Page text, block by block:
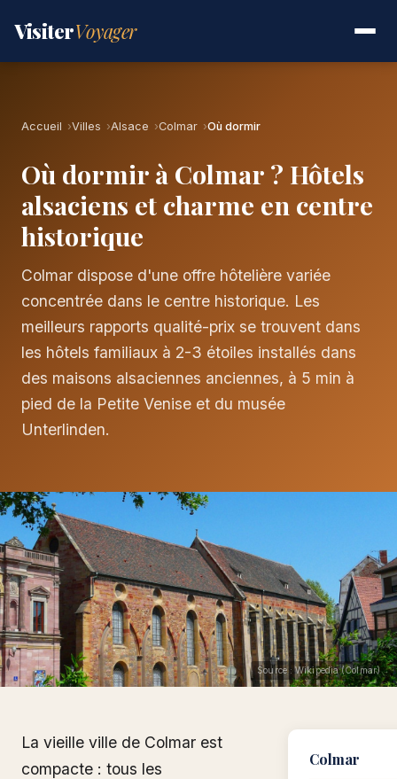
VisiterVoyager
Accueil Villes Alsace Colmar Où dormir
Où dormir à Colmar ? Hôtels
alsaciens et charme en centre
historique
Colmar dispose d'une offre hôtelière variée
concentrée dans le centre historique. Les
meilleurs rapports qualité-prix se trouvent dans
les hôtels familiaux à 2-3 étoiles installés dans
des maisons alsaciennes anciennes, à 5 min à
pied de la Petite Venise et du musée
Unterlinden.
Source : Wikipedia (Colmar)
La vieille ville de Colmar est
compacte : tous les
Colmar